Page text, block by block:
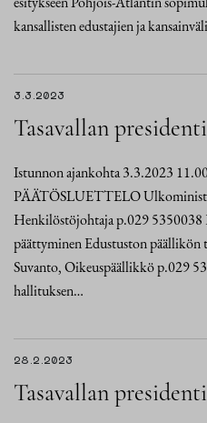
kansallisten edustajien ja
3.3.2023
Tasavallan
Istunnon ajankohta 3.3.2023
PÄÄTÖSLUETTELO
Henkilöstöjohtaja p.029 5350038
päättyminen Edustuston päällikön
Suvanto, Oikeuspäällikkö p.029
hallituksen…
28.2.2023
Tasavallan